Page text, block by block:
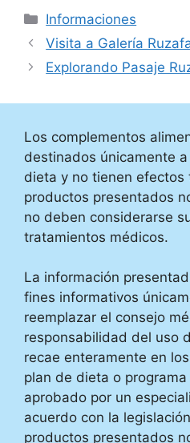
Categorías
Informaciones
Visita a Galería
Explorando Pasaje
Los complementos
destinados únicamente
dieta y no tienen efectos
productos presentados
no deben considerarse
tratamientos médicos.
La información
fines informativos
reemplazar el consejo
responsabilidad del uso
recae enteramente en
plan de dieta o
aprobado por un
acuerdo con la
productos presentados